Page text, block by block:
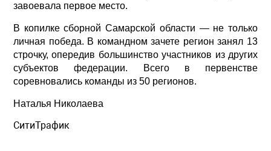
завоевала первое место.
В копилке сборной Самарской области — не только
личная победа. В командном зачете регион занял 13
строчку, опередив большинство участников из других
субъектов федерации. Всего в первенстве
соревновались команды из 50 регионов.
Наталья Николаева
СитиТрафик